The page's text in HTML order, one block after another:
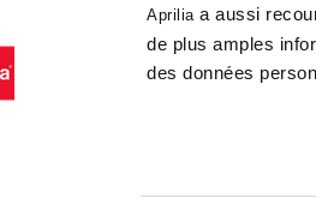
Apriliaa aussi
de plus amples
des données